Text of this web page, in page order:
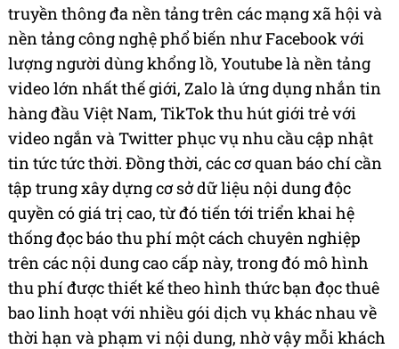
truyền thông đa nền tảng trên các mạng xã hội và
nền tảng công nghệ phổ biến như Facebook với
lượng người dùng khổng lồ, Youtube là nền tảng
video lớn nhất thế giới, Zalo là ứng dụng nhắn tin
hàng đầu Việt Nam, TikTok thu hút giới trẻ với
video ngắn và Twitter phục vụ nhu cầu cập nhật
tin tức tức thời. Đồng thời, các cơ quan báo chí cần
tập trung xây dựng cơ sở dữ liệu nội dung độc
quyền có giá trị cao, từ đó tiến tới triển khai hệ
thống đọc báo thu phí một cách chuyên nghiệp
trên các nội dung cao cấp này, trong đó mô hình
thu phí được thiết kế theo hình thức bạn đọc thuê
bao linh hoạt với nhiều gói dịch vụ khác nhau về
thời hạn và phạm vi nội dung, nhờ vậy mỗi khách